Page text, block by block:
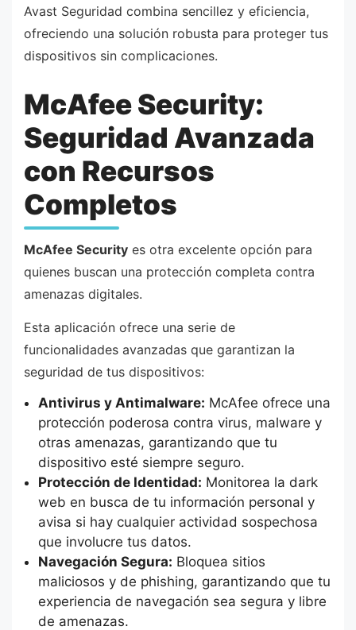
Avast Seguridad combina sencillez y eficiencia,
ofreciendo una solución robusta para proteger tus
dispositivos sin complicaciones.
McAfee Security:
Seguridad Avanzada
con Recursos
Completos
McAfee Security es otra excelente opción para
quienes buscan una protección completa contra
amenazas digitales.
Esta aplicación ofrece una serie de
funcionalidades avanzadas que garantizan la
seguridad de tus dispositivos:
Antivirus y Antimalware: McAfee ofrece una
protección poderosa contra virus, malware y
otras amenazas, garantizando que tu
dispositivo esté siempre seguro.
Protección de Identidad: Monitorea la dark
web en busca de tu información personal y
avisa si hay cualquier actividad sospechosa
que involucre tus datos.
Navegación Segura: Bloquea sitios
maliciosos y de phishing, garantizando que tu
experiencia de navegación sea segura y libre
de amenazas.